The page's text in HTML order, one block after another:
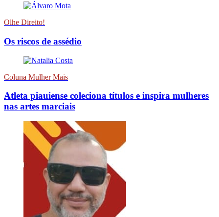
Olhe Direito!
Os riscos de assédio
Coluna Mulher Mais
Atleta piauiense coleciona títulos e inspira mulheres
nas artes marciais